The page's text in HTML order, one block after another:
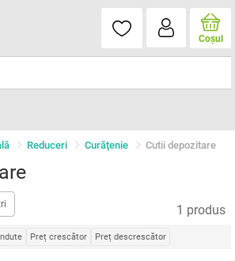
Coşul
Reduceri Curățenie Cutii depozitare
1 produs
Preț crescător Preț descrescător